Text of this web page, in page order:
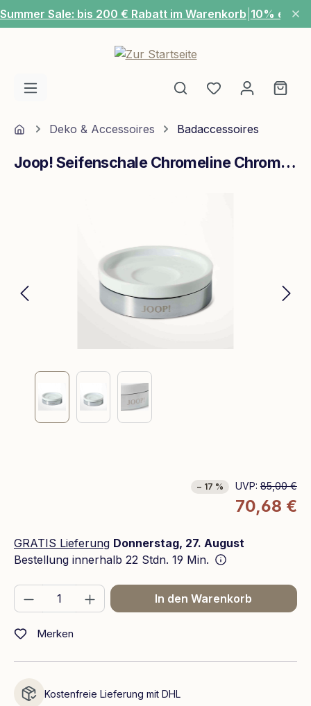
Zum Hauptinhalt springen
Summer Sale: bis 200 € Rabatt im Warenkorb 10% extra
Du hast 0
HomeDeko & Accessoires Badaccessoires
Joop! Seifenschale Chromeline Chrom Weiß
− 17 % UVP: 85,00 €
70,68 €
GRATIS Lieferung Donnerstag, 27. August
Bestellung innerhalb 22 Stdn. 19 Min.
Produkt Anzahl: Gib den gewünschten
In den Warenkorb
Merken
Kostenfreie Lieferung mit DHL